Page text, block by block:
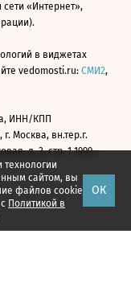
сайтом, вы
файлов cookie
Политикой в
ОК
«Интернет»,
в виджетах
vedomosti.ru: СМИ2,
ИНН/КПП
г. Москва, вн.тер.г.
д. 3, стр. 1 1999—